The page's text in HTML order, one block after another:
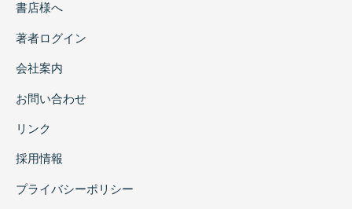
書店様へ
著者ログイン
会社案内
お問い合わせ
リンク
採用情報
プライバシーポリシー